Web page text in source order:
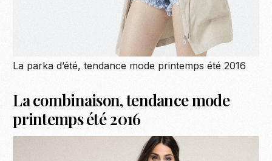
La parka d’été, tendance mode printemps été 2016
La combinaison, tendance mode
printemps été 2016